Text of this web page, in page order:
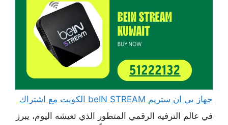
جهاز بي ان ستريم beIN STREAM الكويت مع اشتراك
في عالم الترفيه الرقمي المتطور الذي تعيشه اليوم، يبرز